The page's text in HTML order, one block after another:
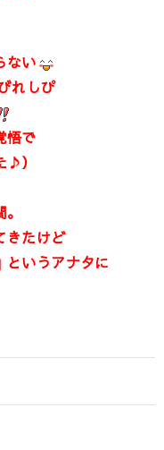
ない
れしぴ
悟で
♪）
きたけど
というアナタに